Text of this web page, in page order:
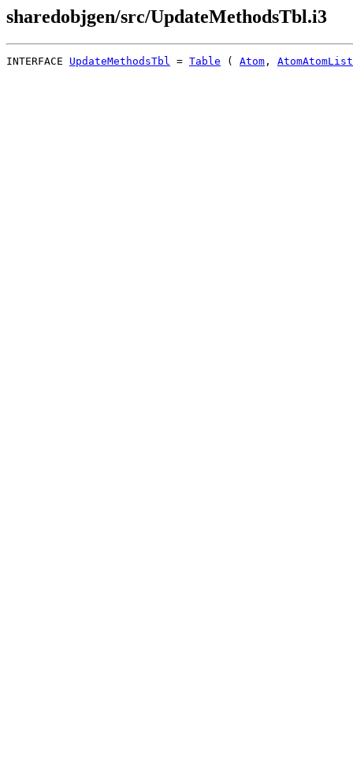
sharedobjgen/src/UpdateMethodsTbl.i3
INTERFACE UpdateMethodsTbl = Table ( Atom ,